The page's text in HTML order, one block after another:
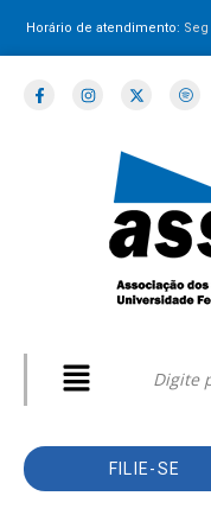
Horário de atendimento:
FILIE-SE